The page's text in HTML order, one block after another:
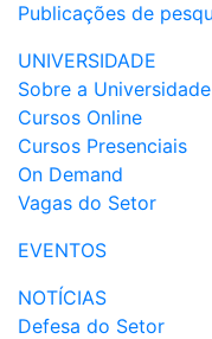
Publicações de
UNIVERSIDADE
Sobre a Universidade
Cursos Online
Cursos Presenciais
On Demand
Vagas do Setor
EVENTOS
NOTÍCIAS
Defesa do Setor